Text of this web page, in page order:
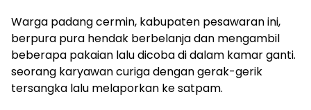
Warga padang cermin, kabupaten pesawaran ini,
berpura pura hendak berbelanja dan mengambil
beberapa pakaian lalu dicoba di dalam kamar ganti.
seorang karyawan curiga dengan gerak-gerik
tersangka lalu melaporkan ke satpam.